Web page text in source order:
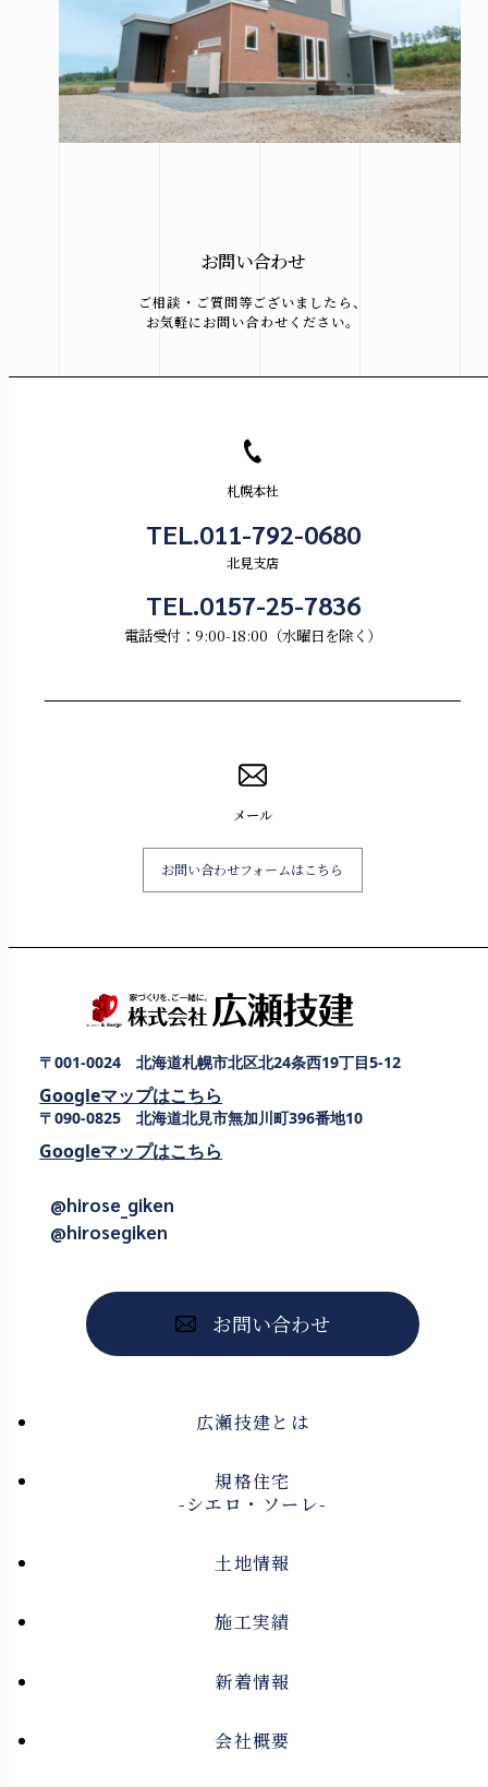
お問い合わせ
ご相談・ご質問等ございましたら、
お気軽にお問い合わせください。
札幌本社
TEL.011-792-0680
北見支店
TEL.0157-25-7836
電話受付：9:00-18:00（水曜日を除く）
メール
お問い合わせフォームはこちら
〒001-0024 北海道札幌市北区北24条西19丁目5-12
Googleマップはこちら
〒090-0825 北海道北見市無加川町396番地10
Googleマップはこちら
@hirose_giken
@hirosegiken
お問い合わせ
広瀬技建とは
規格住宅
-シエロ・ソーレ-
土地情報
施工実績
新着情報
会社概要